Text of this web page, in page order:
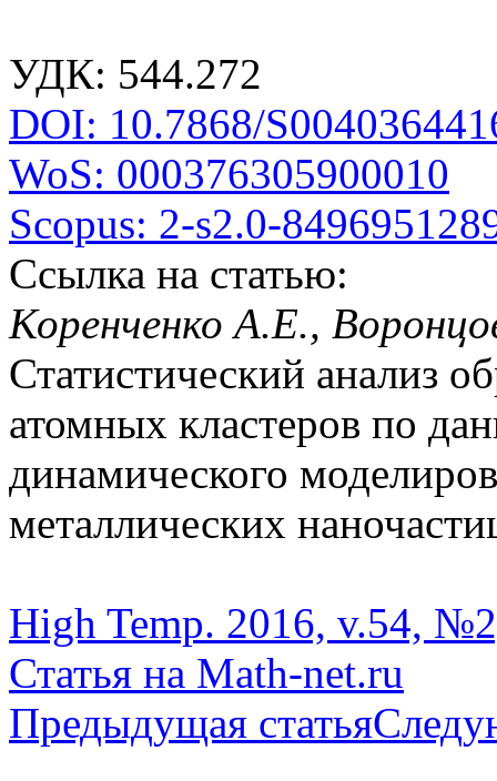
УДК: 544.272
DOI: 10.7868/
WoS: 000376305900010
Scopus: 2-s2.0-
Ссылка на статью:
Коренченко А.Е.,
Статистический анализ
атомных кластеров по
динамического
металлических
High Temp. 2016, v.54,
Статья на Math-net.ru
Предыдущая статья